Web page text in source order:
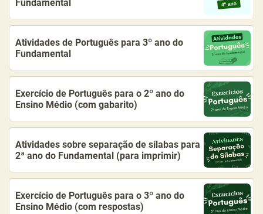
Fundamental
Atividades de Português para 3º ano do
Fundamental
Exercício de Português para o 2º ano do
Ensino Médio (com gabarito)
Atividades sobre separação de sílabas para
2ª ano do Fundamental (para imprimir)
Exercício de Português para o 3º ano do
Ensino Médio (com respostas)